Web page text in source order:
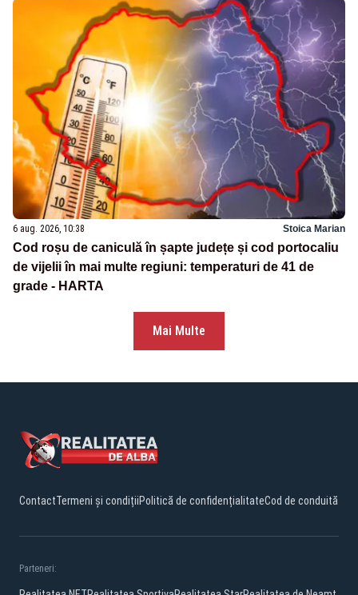
6 aug. 2026, 10:38 Stoica Marian
Cod roșu de caniculă în șapte județe și cod portocaliu
de vijelii în mai multe regiuni: temperaturi de 41 de
grade - HARTA
Mai Multe
ContactTermeni și condițiiPolitică de confidențialitateCod de conduită
Parteneri: